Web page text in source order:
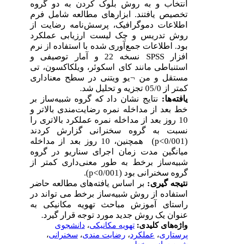
انتخاب و به روش بلوک کردن به دو گروه
تخصیص یافتند. ابزارهای مطالعه شامل فرم
اطلاعات دموگرافیک، پرسش‌نامه رضایت از
روش تدریس و چک لیست ارزیابی عملکرد
بود. اطلاعات جمع‌آوری شده با استفاده از نرم
افزار SPSS
نسخه 22 و آمار توصیفی و
استنباطی مانند کای اسکوئر، ویلکاکسون، تی
مستقل و من¬ یو ویتنی در سطح معناداری
کمتر از 05/0 تجزیه و تحلیل شد
.
یافته‌ها:نتایج نشان داد که گروه شبیه‌ساز بر
خط بعد از مداخله نمره رضایت‌مندی بالاتر و
10 روز بعد از مداخله نمره عملکرد بالاتری را
نسبت به گروه سخنرانی گزارش کردند
همچنین، 10 روز بعد از مداخله
میانگین مدت زمان اجرای سناریو در گروه
شبیه‌ساز برخط به طور معنی‌داری کمتر از
گروه سخنرانی بود (0/001>p)
.
نتیجه گیری:بر اساس یافته‌های مطالعه حاضر
استفاده از روش شبیه‌ساز برخط می تواند در
راستای آموزش مباحث تهویه مکانیکی به
عنوان یک روش جدید مورد توجه قرار گیرد
واژه‌های کلیدی:تهویه مکانیکی،دانشجوی
پرستاری،عملکرد ،رضایت مندی،سخنرانی،